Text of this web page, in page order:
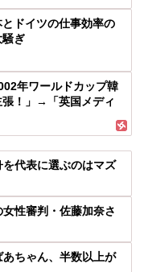
ドイツの仕事効率の
騒ぎ
年ワールドカップ韓
張！」→「英国メディ
を代表に選ぶのはマズ
性審判・佐藤加奈さ
あちゃん、半数以上が